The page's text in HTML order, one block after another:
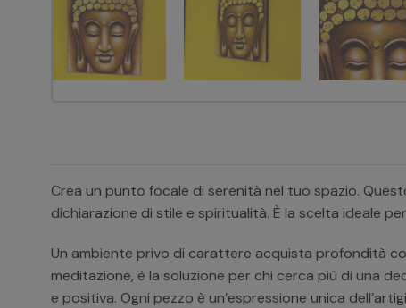
Crea un punto focale di serenità nel tuo spazio.
dichiarazione di stile e spiritualità. È la scelta ideale
Un ambiente privo di carattere acquista profondità
meditazione, è la soluzione per chi cerca più di una
e positiva. Ogni pezzo è un’espressione unica